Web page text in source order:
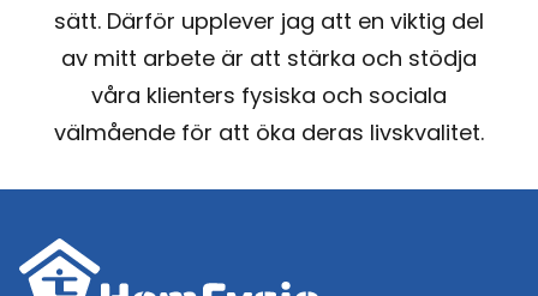
sätt. Därför upplever jag att en viktig del
av mitt arbete är att stärka och stödja
våra klienters fysiska och sociala
välmående för att öka deras livskvalitet.